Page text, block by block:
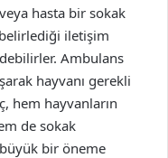
hasta bir sokak
iletişim
Ambulans
hayvanı gerekli
hem hayvanların
de sokak
büyük bir öneme